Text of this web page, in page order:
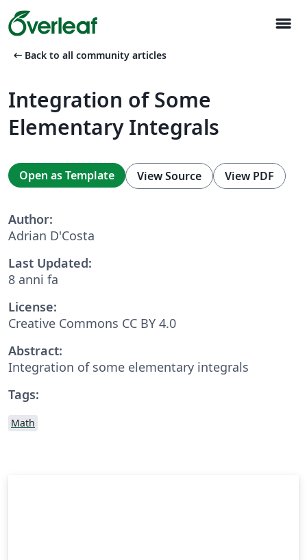
menu
arrow_left_alt Back to all community articles
Integration of Some
Elementary Integrals
Open as Template View Source View PDF
Author:
Adrian D'Costa
Last Updated:
8 anni fa
License:
Creative Commons CC BY 4.0
Abstract:
Integration of some elementary integrals
Tags:
Math